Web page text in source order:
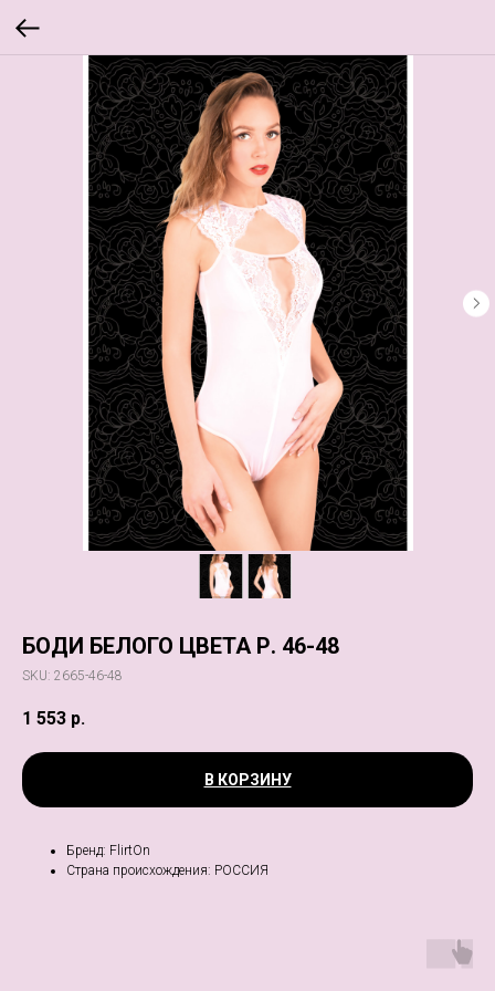
БОДИ БЕЛОГО ЦВЕТА Р. 46-48
SKU: 2665-46-48
1 553 р.
В КОРЗИНУ
Бренд: FlirtOn
Страна происхождения: РОССИЯ